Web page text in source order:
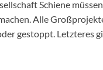
Schiene
Alle
gestoppt. Letzteres